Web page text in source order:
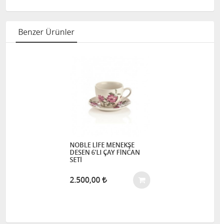
Benzer Ürünler
NOBLE LİFE MENEKŞE
DESEN 6'LI ÇAY FİNCAN
SETİ
2.500,00